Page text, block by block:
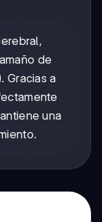
de
Gracias a
una